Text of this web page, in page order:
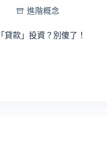
進階概念
「貸款」投資？別傻了！